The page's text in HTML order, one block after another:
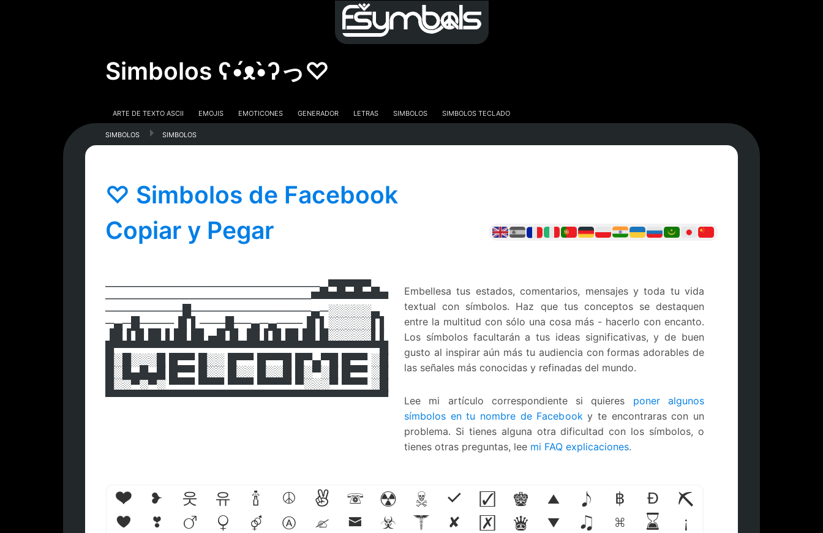
Simbolos ʕ•́ᴥ•̀ʔっ♡
Arte De Texto Ascii Emojis Emoticones Generador Letras Simbolos
Simbolos Teclado
simbolos
Simbolos
♡ Simbolos de Facebook
Copiar y Pegar
─────────────────────────▄▀█▀█▀▄
────────────────────────▀▀▀▀▀▀▀▀▀
─────────█──────────────▄─░░░░░▄
─▄─█────▐▌▌───█──▄─▄───▐▌▌░░░░░▌▌
▐█▐▐▌█▌▌█▌█▌▄█▐▌▐█▐▐▌█▌█▌█░░░░░▌▌
█▀▀▀▀▀▀▀▀▀▀▀▀▀▀▀▀▀▀▀▀▀▀▀▀▀▀▀▀▀▀▀█
█░█░░░█ █▀▀ █░░ █▀▀ █▀▀█ █▀▄▀█ █▀▀ ░█
█░█▄█▄█ █▀▀ █░░ █░░ █░░█ █░▀░█ █▀▀ ░█
█░░▀░▀░ ▀▀▀ ▀▀▀ ▀▀▀ ▀▀▀▀ ▀░░░▀ ▀▀▀ ░█
▀▀▀▀▀▀▀▀▀▀▀▀▀▀▀▀▀▀▀▀▀▀▀▀▀▀▀▀▀▀▀▀▀
Embellesa tus estados, comentarios, mensajes y toda tu vida
textual con símbolos. Haz que tus conceptos se destaquen
entre la multitud con sólo una cosa más - hacerlo con encanto.
Los símbolos facultarán a tus ideas significativas, y de buen
gusto al inspirar aún más tu audiencia con formas adorables de
las señales más conocidas y refinadas del mundo.
Lee mi artículo correspondiente si quieres poner algunos
símbolos en tu nombre de Facebooky te encontraras con un
problema. Si tienes alguna otra dificultad con los símbolos, o
tienes otras preguntas, lee mi FAQ explicaciones.
❤ ❥ 웃 유 🍾 ☮ ✌ ☏ ☢ ☠ ✔ ☑ ♚ ▲ ♪ ฿ Ɖ
⛏
♥
❣ ♂ ♀ ⚤ Ⓐ ✍ ✉ ☣ ☤ ✘ ☒ ♛ ▼ ♫ ⌘ ⌛
¡